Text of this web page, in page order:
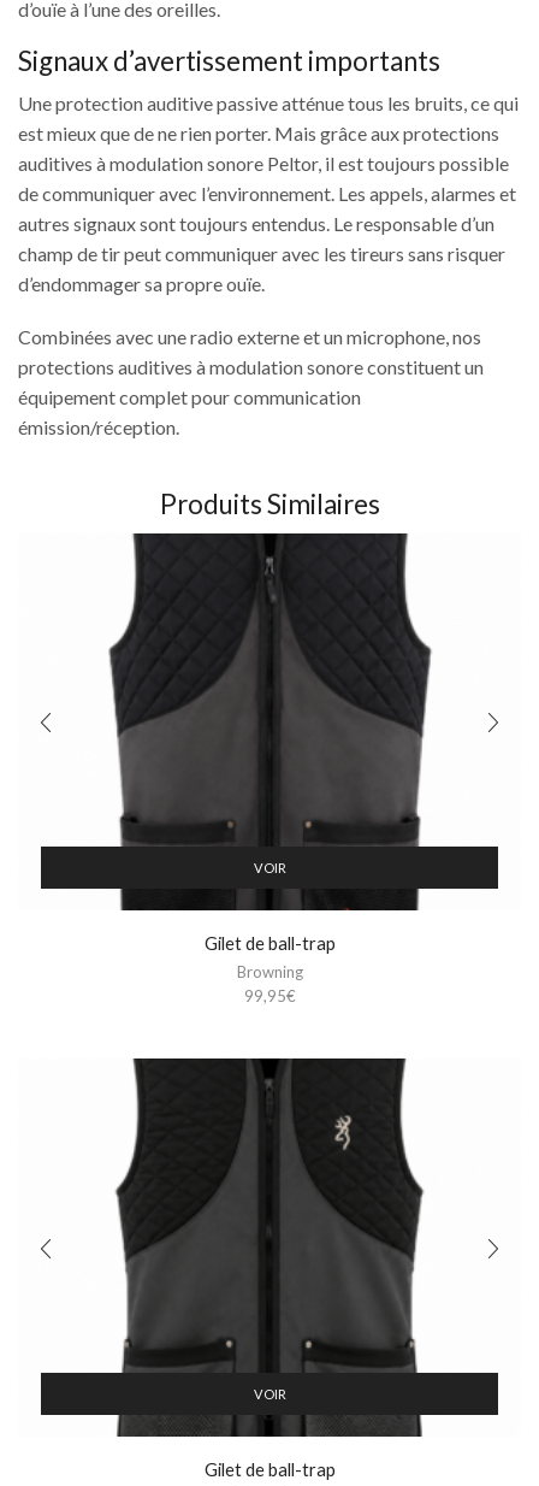
d’ouïe à l’une des oreilles.
Signaux d’avertissement importants
Une protection auditive passive atténue tous les bruits, ce qui
est mieux que de ne rien porter. Mais grâce aux protections
auditives à modulation sonore Peltor, il est toujours possible
de communiquer avec l’environnement. Les appels, alarmes et
autres signaux sont toujours entendus. Le responsable d’un
champ de tir peut communiquer avec les tireurs sans risquer
d’endommager sa propre ouïe.
Combinées avec une radio externe et un microphone, nos
protections auditives à modulation sonore constituent un
équipement complet pour communication
émission/réception.
Produits Similaires
VOIR
Gilet de ball-trap
Browning
99,95€
VOIR
Gilet de ball-trap